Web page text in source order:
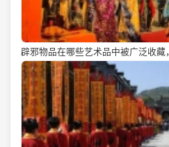
辟邪物品在哪些艺术品中被广泛收藏